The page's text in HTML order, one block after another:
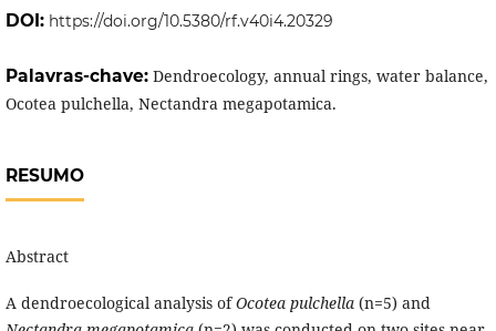
DOI: https://doi.org/10.5380/rf.v40i4.20329
Palavras-chave: Dendroecology, annual rings, water balance,
Ocotea pulchella, Nectandra megapotamica.
RESUMO
Abstract
A dendroecological analysis ofOcotea pulchella (n=5) and